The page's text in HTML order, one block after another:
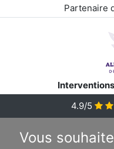
Partenaire
4.9/5
Vous